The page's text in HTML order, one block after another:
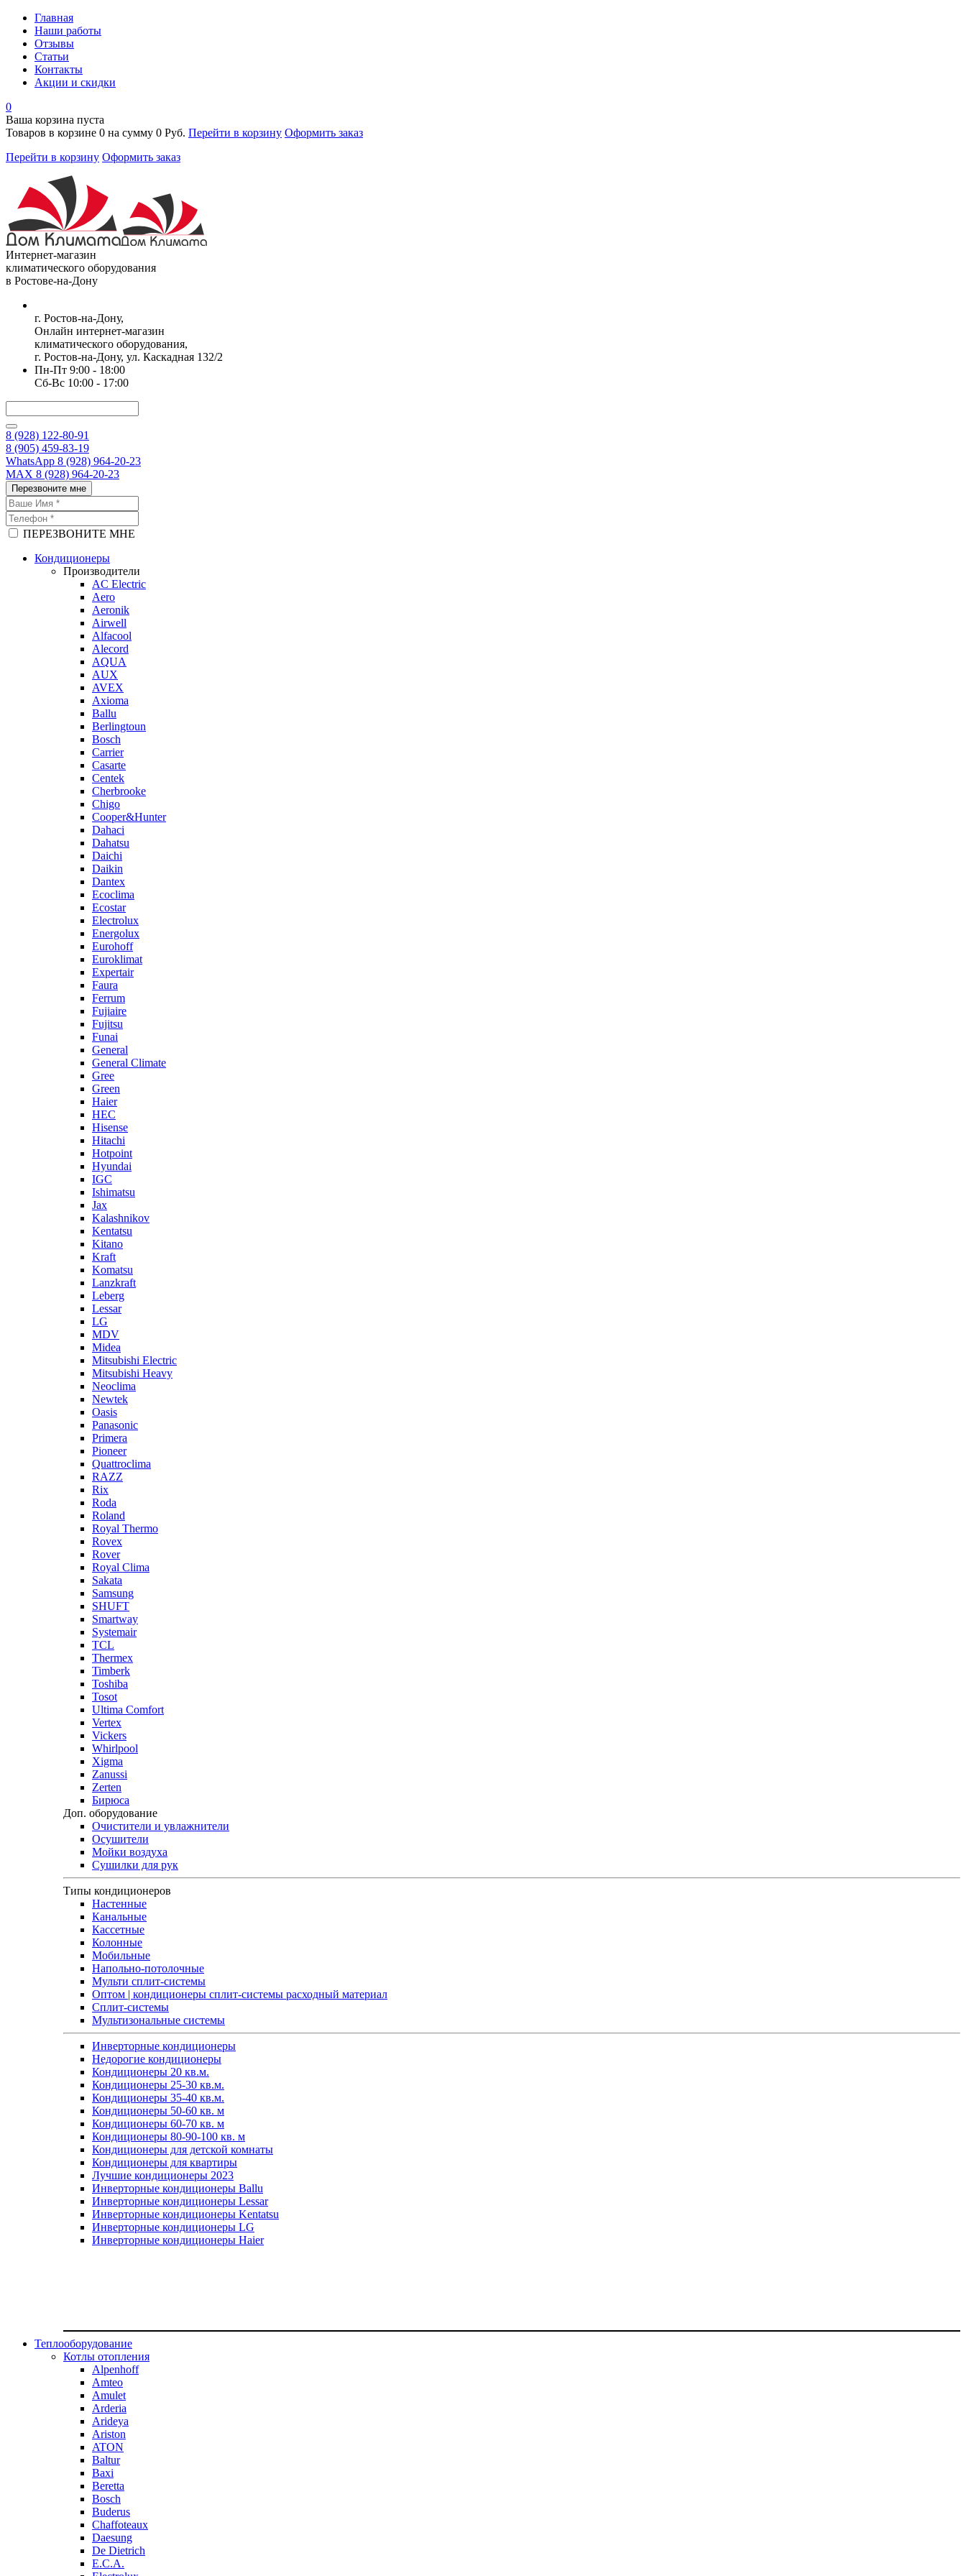
Главная
Наши работы
Отзывы
Статьи
Контакты
Акции и скидки
0
Ваша корзина пуста
Товаров в корзине 0 на сумму 0 Руб. Перейти в корзину Оформить заказ
Перейти в корзину Оформить заказ
Интернет-магазин
климатического оборудования
в Ростове-на-Дону
г. Ростов-на-Дону,
Онлайн интернет-магазин
климатического оборудования,
г. Ростов-на-Дону, ул. Каскадная 132/2
Пн-Пт 9:00 - 18:00
Сб-Вс 10:00 - 17:00
8 (928) 122-80-91
8 (905) 459-83-19
WhatsApp 8 (928) 964-20-23
MAX 8 (928) 964-20-23
Перезвоните мне
ПЕРЕЗВОНИТЕ МНЕ
Кондиционеры
Производители
AC Electric
Aero
Aeronik
Airwell
Alfacool
Alecord
AQUA
AUX
AVEX
Axioma
Ballu
Berlingtoun
Bosch
Carrier
Casarte
Centek
Cherbrooke
Chigo
Cooper&Hunter
Dahaci
Dahatsu
Daichi
Daikin
Dantex
Ecoclima
Ecostar
Electrolux
Energolux
Eurohoff
Euroklimat
Expertair
Faura
Ferrum
Fujiaire
Fujitsu
Funai
General
General Climate
Gree
Green
Haier
HEC
Hisense
Hitachi
Hotpoint
Hyundai
IGC
Ishimatsu
Jax
Kalashnikov
Kentatsu
Kitano
Kraft
Komatsu
Lanzkraft
Leberg
Lessar
LG
MDV
Midea
Mitsubishi Electric
Mitsubishi Heavy
Neoclima
Newtek
Oasis
Panasonic
Primera
Pioneer
Quattroclima
RAZZ
Rix
Roda
Roland
Royal Thermo
Rovex
Rover
Royal Clima
Sakata
Samsung
SHUFT
Smartway
Systemair
TCL
Thermex
Timberk
Toshiba
Tosot
Ultima Comfort
Vertex
Vickers
Whirlpool
Xigma
Zanussi
Zerten
Бирюса
Доп. оборудование
Очистители и увлажнители
Осушители
Мойки воздуха
Сушилки для рук
Типы кондиционеров
Настенные
Канальные
Кассетные
Колонные
Мобильные
Напольно-потолочные
Мульти сплит-системы
Оптом | кондиционеры сплит-системы расходный материал
Сплит-системы
Мультизональные системы
Инверторные кондиционеры
Недорогие кондиционеры
Кондиционеры 20 кв.м.
Кондиционеры 25-30 кв.м.
Кондиционеры 35-40 кв.м.
Кондиционеры 50-60 кв. м
Кондиционеры 60-70 кв. м
Кондиционеры 80-90-100 кв. м
Кондиционеры для детской комнаты
Кондиционеры для квартиры
Лучшие кондиционеры 2023
Инверторные кондиционеры Ballu
Инверторные кондиционеры Lessar
Инверторные кондиционеры Kentatsu
Инверторные кондиционеры LG
Инверторные кондиционеры Haier
Теплооборудование
Котлы отопления
Alpenhoff
Amteo
Amulet
Arderia
Arideya
Ariston
ATON
Baltur
Baxi
Beretta
Bosch
Buderus
Chaffoteaux
Daesung
De Dietrich
E.C.A.